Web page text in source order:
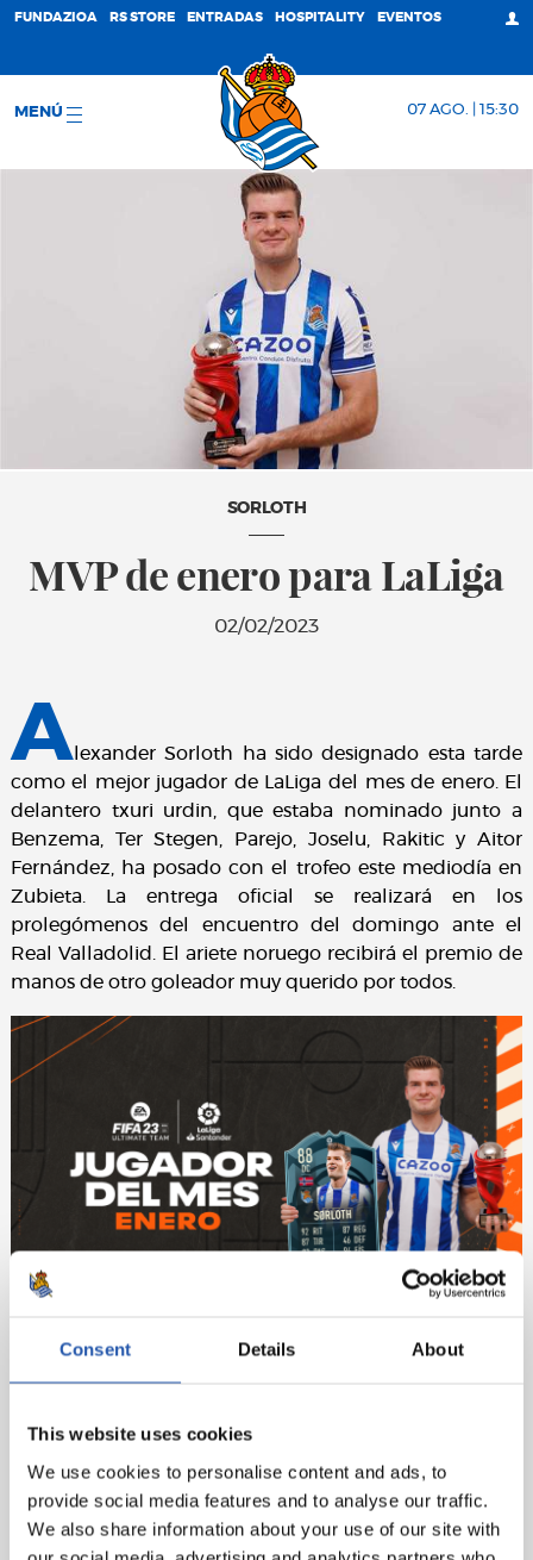
Consent Details About
This website uses cookies
We use cookies to personalise content and ads, to
provide social media features and to analyse our traffic.
We also share information about your use of our site with
FUNDAZIOA RS STORE ENTRADAS HOSPITALITY EVENTOS
MENÚ 07 AGO. | 15:30
SORLOTH
MVP de enero para LaLiga
02/02/2023
Alexander Sorloth ha sido designado esta tarde
como el mejor jugador de LaLiga del mes de enero. El
delantero txuri urdin, que estaba nominado junto a
Benzema, Ter Stegen, Parejo, Joselu, Rakitic y Aitor
Fernández, ha posado con el trofeo este mediodía en
Zubieta. La entrega oficial se realizará en los
prolegómenos del encuentro del domingo ante el
Real Valladolid. El ariete noruego recibirá el premio de
manos de otro goleador muy querido por todos.